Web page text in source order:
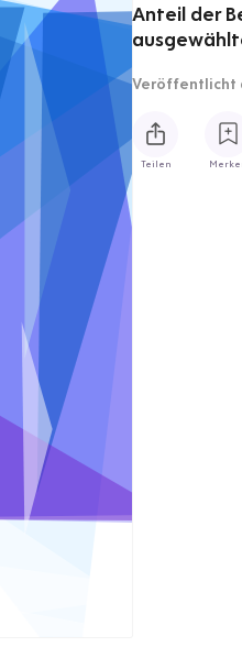
Anteil der
Veröffentlicht
Teilen